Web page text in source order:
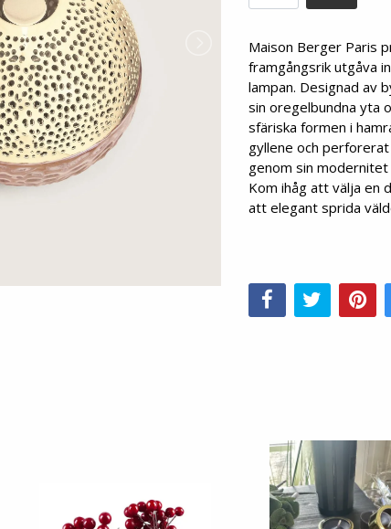
Maison Berger Paris
framgångsrik utgåva
lampan. Designad av
sin oregelbundna yta
sfäriska formen i
gyllene och
genom sin
Kom ihåg att välja en
att elegant sprida